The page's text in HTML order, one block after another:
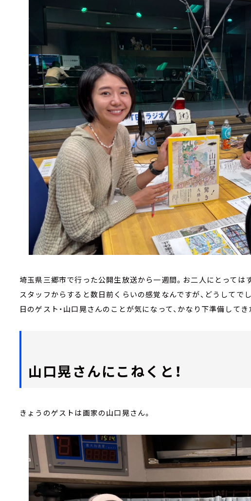
埼玉県三郷市で行った公開生放送から一週間。お二人にとっては
スタッフからすると数日前くらいの感覚なんですが、どうしてで
日のゲスト・山口晃さんのことが気になって、かなり下準備してき
山口晃さんにこねくと！
きょうのゲストは画家の山口晃さん。